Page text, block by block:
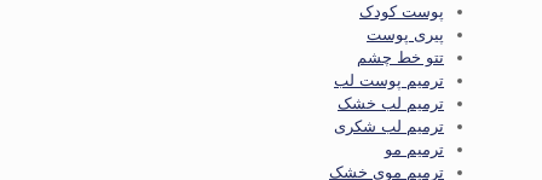
پوست کودک
پیری پوست
تتو خط چشم
ترمیم پوست لب
ترمیم لب خشک
ترمیم لب شکری
ترمیم مو
ترمیم موی خشک